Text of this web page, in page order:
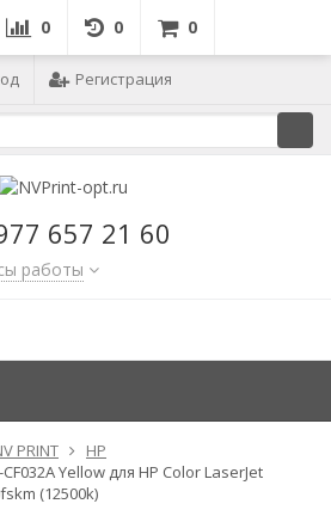
0 0 0
Регистрация
657 21 60
работы
PRINT
HP
Yellow для HP Color LaserJet
(12500k)